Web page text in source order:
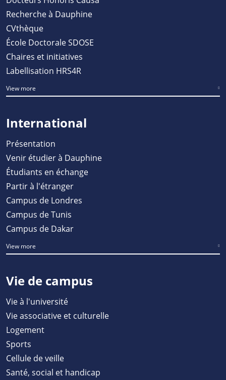
Recherche à Dauphine
CVthèque
École Doctorale SDOSE
Chaires et initiatives
Labellisation HRS4R
View more
International
Présentation
Venir étudier à Dauphine
Étudiants en échange
Partir à l'étranger
Campus de Londres
Campus de Tunis
Campus de Dakar
View more
Vie de campus
Vie à l'université
Vie associative et culturelle
Logement
Sports
Cellule de veille
Santé, social et handicap